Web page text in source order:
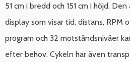
51 cm i bredd och 151 cm i höjd.
display som visar tid, distans, RPM
program och 32 motståndsnivåer
efter behov. Cykeln har även